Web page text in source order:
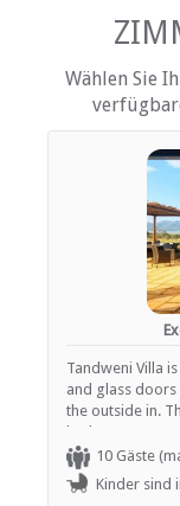
Garten(e)
Parkplatz
Parkplatz
Parken
ESSEN
Braai / Grill
INTERNET
Kostenloses
Wählen Sie
Tandweni Villa
and glass
the outside in.
bathrooms, two
doors opening
onto the
furnished with a
10 Gäste
Kinder sind